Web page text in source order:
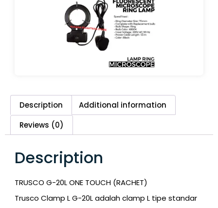
Description
Additional information
Reviews (0)
Description
TRUSCO G-20L ONE TOUCH (RACHET)
Trusco Clamp L G-20L adalah clamp L tipe standar